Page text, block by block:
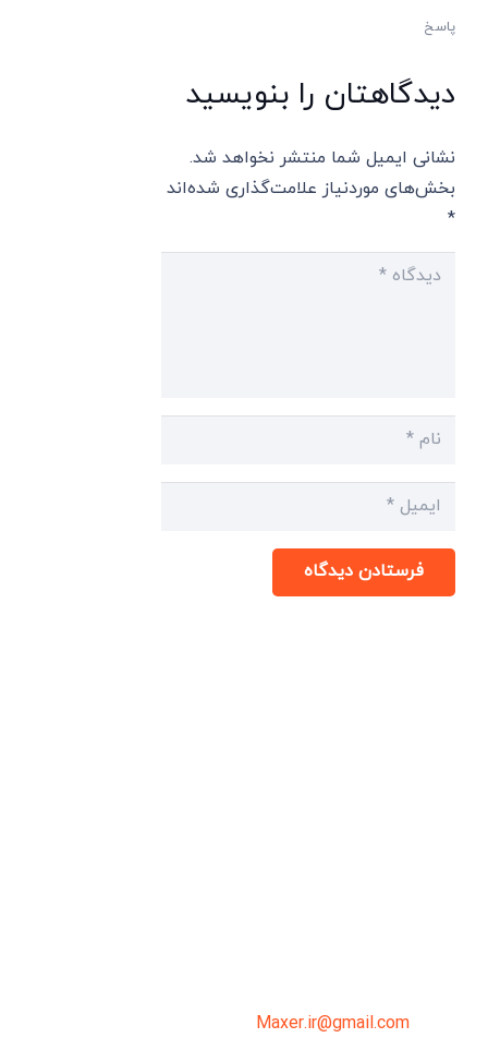
پاسخ
دیدگاهتان را بنویسید
نشانی ایمیل شما منتشر نخواهد شد.
بخش‌های موردنیاز علامت‌گذاری شده‌اند
*
فرستادن دیدگاه
Maxer.ir@gmail.com